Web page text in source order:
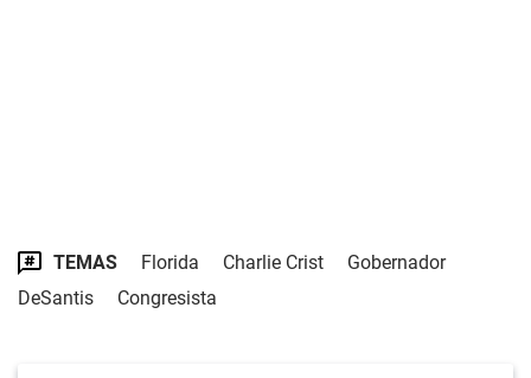
TEMAS Florida Charlie Crist
Gobernador
DeSantis
Congresista